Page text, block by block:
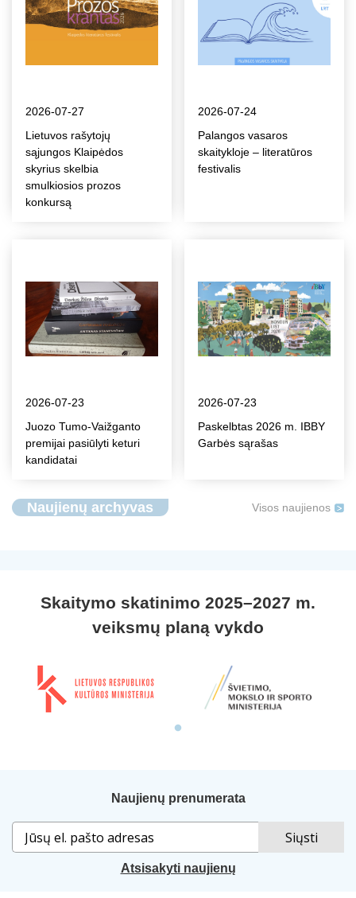
2026-07-27
Lietuvos rašytojų
sąjungos Klaipėdos
skyrius skelbia
smulkiosios prozos
konkursą
2026-07-24
Palangos vasaros
skaitykloje – literatūros
festivalis
2026-07-23
Juozo Tumo-Vaižganto
premijai pasiūlyti keturi
kandidatai
2026-07-23
Paskelbtas 2026 m. IBBY
Garbės sąrašas
Naujienų archyvas Visos naujienos
Skaitymo skatinimo 2025–2027 m.
veiksmų planą vykdo
Naujienų prenumerata
Atsisakyti naujienų